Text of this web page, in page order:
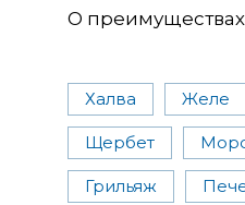
О
Халва Желе
Щербет
Грильяж